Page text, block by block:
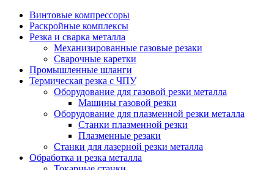
Винтовые компрессоры
Раскройные комплексы
Резка и сварка металла
Механизированные газовые резаки
Сварочные каретки
Промышленные шланги
Термическая резка с ЧПУ
Оборудование для газовой резки металла
Машины газовой резки
Оборудование для плазменной резки металла
Станки плазменной резки
Плазменные резаки
Станки для лазерной резки металла
Обработка и резка металла